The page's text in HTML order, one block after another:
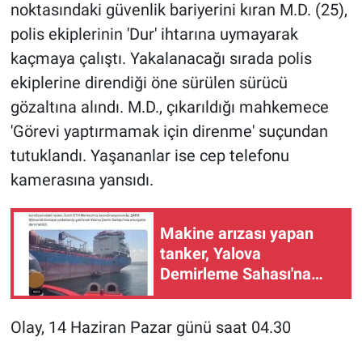
noktasındaki güvenlik bariyerini kıran M.D. (25),
polis ekiplerinin 'Dur' ihtarına uymayarak
kaçmaya çalıştı. Yakalanacağı sırada polis
ekiplerine direndiği öne sürülen sürücü
gözaltına alındı. M.D., çıkarıldığı mahkemece
'Görevi yaptırmamak için direnme' suçundan
tutuklandı. Yaşananlar ise cep telefonu
kamerasına yansıdı.
Makine arızası yapan
tanker, Yalova
Demirleme Sahası'na
alındı
Olay, 14 Haziran Pazar günü saat 04.30